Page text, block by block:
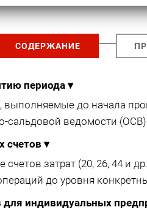
СОДЕРЖАНИЕ
периода ▾
выполняемые до начала
сальдовой ведомости
счетов ▾
затрат (20, 26, 44 и
до уровня
для индивидуальных